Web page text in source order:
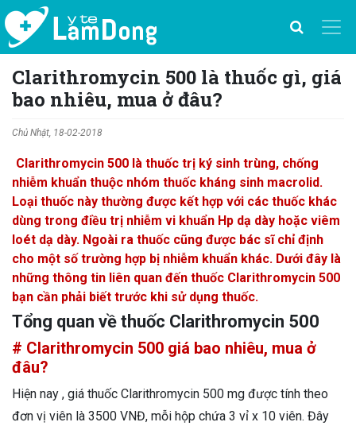
Clarithromycin 500 là thuốc gì, giá
bao nhiêu, mua ở đâu?
Chủ Nhật, 18-02-2018
Clarithromycin 500 là thuốc trị ký sinh trùng, chống
nhiễm khuẩn thuộc nhóm thuốc kháng sinh macrolid.
Loại thuốc này thường được kết hợp với các thuốc khác
dùng trong điều trị nhiễm vi khuẩn Hp dạ dày hoặc viêm
loét dạ dày. Ngoài ra thuốc cũng được bác sĩ chỉ định
cho một số trường hợp bị nhiễm khuẩn khác. Dưới đây là
những thông tin liên quan đến thuốc Clarithromycin 500
bạn cần phải biết trước khi sử dụng thuốc.
Tổng quan về thuốc Clarithromycin 500
# Clarithromycin 500 giá bao nhiêu, mua ở
đâu?
Hiện nay , giá thuốc Clarithromycin 500 mg được tính theo
đơn vị viên là 3500 VNĐ, mỗi hộp chứa 3 vỉ x 10 viên. Đây